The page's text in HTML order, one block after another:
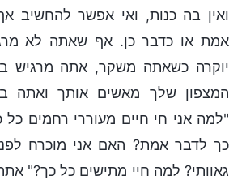
ואין בה כנות, ואי אפשר להחשיב
אמת או כדבר כן. אף שאתה לא
יוקרה כשאתה משקר, אתה מרגיש
המצפון שלך מאשים אותך ואתה
"למה אני חי חיים מעוררי רחמים
כך לדבר אמת? האם אני מוכרח
גאוותי? למה חיי מתישים כל כך?"